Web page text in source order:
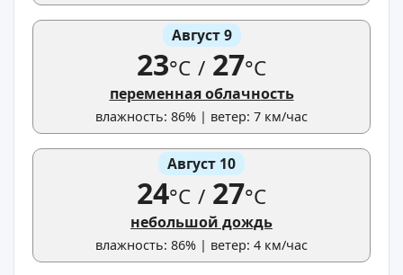
Август 9
23°C / 27°C
переменная облачность
влажность: 86% | ветер: 7 км/час
Август 10
24°C / 27°C
небольшой дождь
влажность: 86% | ветер: 4 км/час